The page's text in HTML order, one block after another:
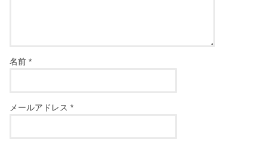
名前*
メールアドレス*